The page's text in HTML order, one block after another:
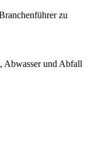
zu
Abwasser und Abfall